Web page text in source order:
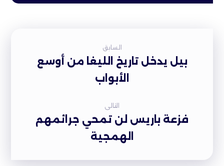
السابق
بيل يدخل تاريخ الليغا من أوسع
الأبواب
التالى
فزعة باريس لن تمحي جرائمهم
الهمجية